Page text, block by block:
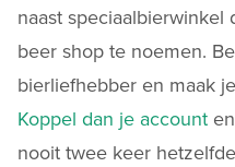
naast
beer shop te noemen.
bierliefhebber en maak
Koppel dan je account
nooit twee keer